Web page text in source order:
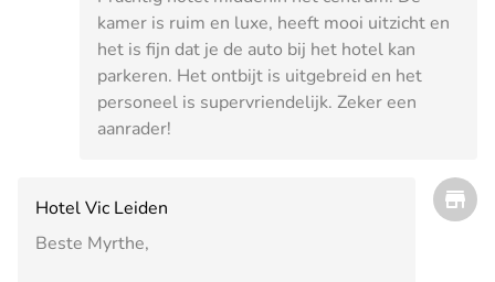
kamer is ruim en luxe, heeft mooi uitzicht en
het is fijn dat je de auto bij het hotel kan
parkeren. Het ontbijt is uitgebreid en het
personeel is supervriendelijk. Zeker een
aanrader!
Hotel Vic Leiden
Beste Myrthe,